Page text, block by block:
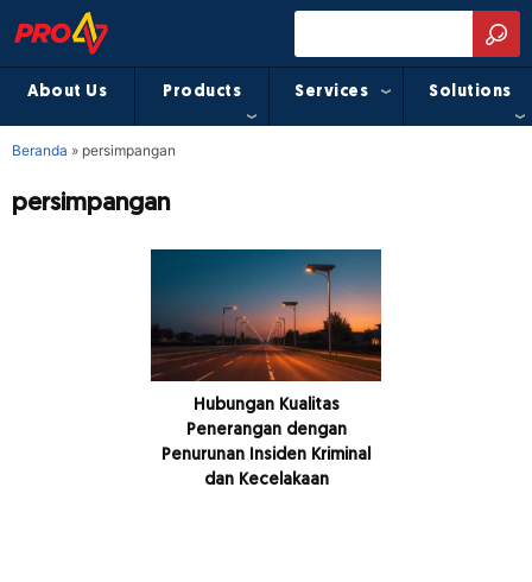
About Us Products Services Solutions
Beranda » persimpangan
persimpangan
Hubungan Kualitas
Penerangan dengan
Penurunan Insiden Kriminal
dan Kecelakaan